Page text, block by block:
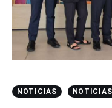
NOTICIAS